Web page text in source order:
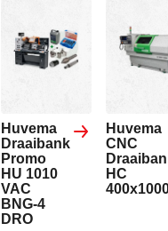
Huvema
Draaibank
Promo
HU 1010
VAC
BNG-4
DRO
Huvema
CNC
HC